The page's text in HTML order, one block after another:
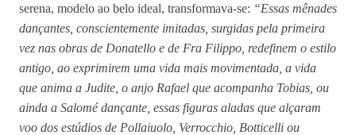
serena, modelo ao belo ideal, transformava-se: “Essas mênades
dançantes, conscientemente imitadas, surgidas pela primeira
vez nas obras de Donatello e de Fra Filippo, redefinem o estilo
antigo, ao exprimirem uma vida mais movimentada, a vida
que anima a Judite, o anjo Rafael que acompanha Tobias, ou
ainda a Salomé dançante, essas figuras aladas que alçaram
voo dos estúdios de Pollaiuolo, Verrocchio, Botticelli ou